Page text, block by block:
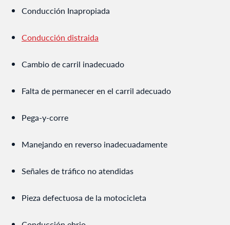
Conducción Inapropiada
Conducción distraida
Cambio de carril inadecuado
Falta de permanecer en el carril adecuado
Pega-y-corre
Manejando en reverso inadecuadamente
Señales de tráfico no atendidas
Pieza defectuosa de la motocicleta